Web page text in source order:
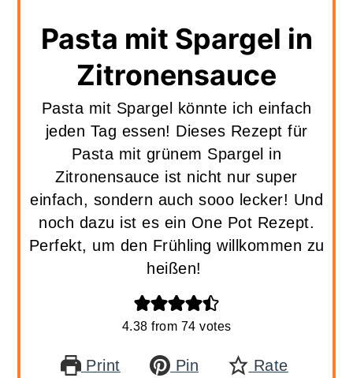
Pasta mit Spargel in
Zitronensauce
Pasta mit Spargel könnte ich einfach
jeden Tag essen! Dieses Rezept für
Pasta mit grünem Spargel in
Zitronensauce ist nicht nur super
einfach, sondern auch sooo lecker! Und
noch dazu ist es ein One Pot Rezept.
Perfekt, um den Frühling willkommen zu
heißen!
4.38 from 74 votes
Print Pin Rate